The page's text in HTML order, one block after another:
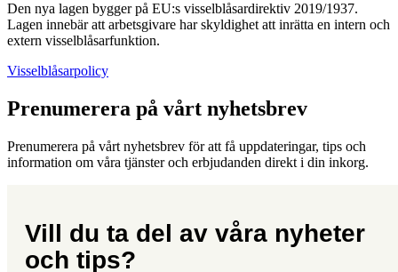
Den nya lagen bygger på EU:s visselblåsardirektiv 2019/1937.
Lagen innebär att arbetsgivare har skyldighet att inrätta en intern och
extern visselblåsarfunktion.
Visselblåsarpolicy
Prenumerera på vårt nyhetsbrev
Prenumerera på vårt nyhetsbrev för att få uppdateringar, tips och
information om våra tjänster och erbjudanden direkt i din inkorg.